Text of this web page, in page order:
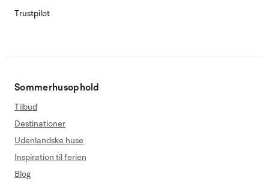
Trustpilot
Sommerhusophold
Tilbud
Destinationer
Udenlandske huse
Inspiration til ferien
Blog